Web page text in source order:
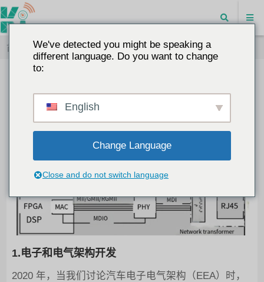
首页 汽车以太网大爆发：TSN 交换机芯片成为新引擎
成为新引擎
1.电子和电气架构开发
2020 年，当我们讨论汽车电子电气架构（EEA）时，
We've detected you might be speaking a
different language. Do you want to change
to:
English
Change Language
Close and do not switch language